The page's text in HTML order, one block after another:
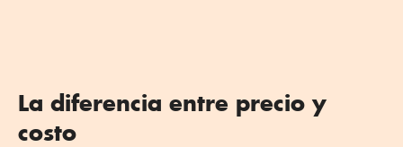
La diferencia entre precio y
costo